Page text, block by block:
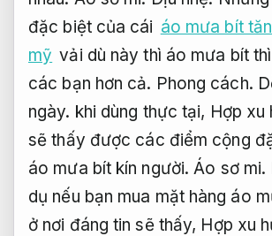
đặc biệt của cái áo mưa bít
mỹ vải dù này thì áo mưa bít
các bạn hơn cả. Phong cách.
ngày. khi dùng thực tại, Hợp xu
sẽ thấy được các điểm cộng
áo mưa bít kín người. Áo sơ mi.
dụ nếu bạn mua mặt hàng áo
ở nơi đáng tin sẽ thấy, Hợp xu